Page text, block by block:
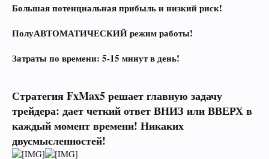
Большая потенциальная прибыль и низкий риск!
ПолуАВТОМАТИЧЕСКИЙ режим работы!
Затраты по времени: 5-15 минут в день!
Стратегия FxMax5 решает главную задачу
трейдера: дает четкий ответ ВНИЗ или ВВЕРХ в
каждый момент времени! Никаких
двусмысленностей!